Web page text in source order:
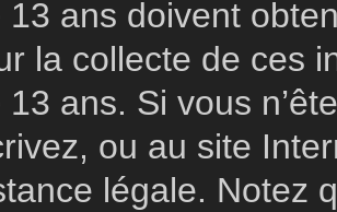
13 ans doivent
la collecte de ces
ans. Si vous
ou au site
légale. Notez